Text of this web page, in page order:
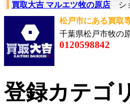
買取大吉 マルエツ牧の原店 シ
松戸市にある買取
千葉県松戸市牧の
0120598842
登録カテゴ